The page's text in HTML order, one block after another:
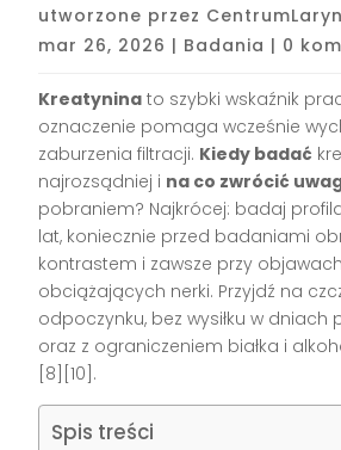
utworzone przez
mar 26, 2026 | Badania | 0
Kreatynina to szybki wskaźnik
oznaczenie pomaga wcześnie
zaburzenia filtracji. Kiedy badać
najrozsądniej i na co zwrócić
pobraniem? Najkrócej: badaj
lat, koniecznie przed badaniami
kontrastem i zawsze przy
obciążających nerki. Przyjdź na
odpoczynku, bez wysiłku w
oraz z ograniczeniem białka i
[8][10].
Spis treści